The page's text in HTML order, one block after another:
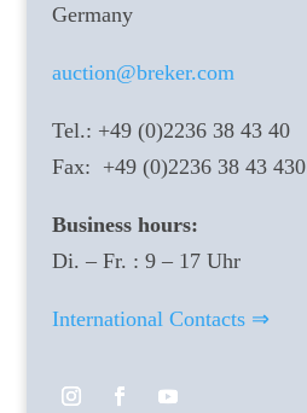
Germany
auction@breker.com
Tel.: +49 (0)2236 38 43 40
Fax: +49 (0)2236 38 43 430
Business hours:
Di. – Fr. : 9 – 17 Uhr
International Contacts ⇒